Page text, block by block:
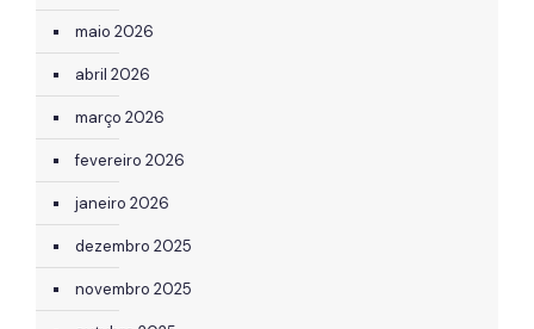
maio 2026
abril 2026
março 2026
fevereiro 2026
janeiro 2026
dezembro 2025
novembro 2025